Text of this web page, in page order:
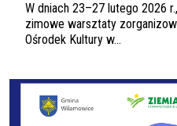
W dniach 23–27 lutego 2026
zimowe warsztaty
Ośrodek Kultury w...